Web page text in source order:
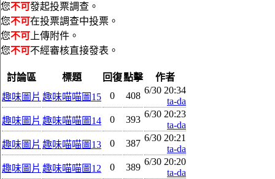
您不可發起投票調查。
您不可在投票調查中投票。
您不可 上傳附件。
您不可不經審核直接發表。
討論區 標題 回復點擊
作者
趣味圖片 趣味喵喵圖15 0 408
6/30 20:34
ta-da
趣味圖片 趣味喵喵圖14 0 393
6/30 20:23
ta-da
趣味圖片 趣味喵喵圖13 0 387
6/30 20:21
ta-da
趣味圖片 趣味喵喵圖12 0 389
6/30 20:20
ta-da